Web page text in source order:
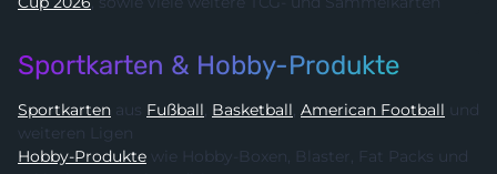
Sportkarten & Hobby-Produkte
Sportkarten aus Fußball, Basketball, American Football und
weiteren Ligen
Hobby-Produkte